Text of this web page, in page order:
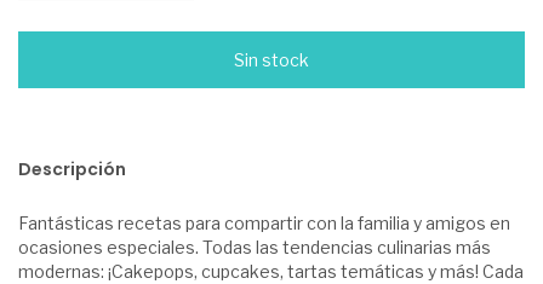
Descripción
Fantásticas recetas para compartir con la familia y amigos en
ocasiones especiales. Todas las tendencias culinarias más
modernas: ¡Cakepops, cupcakes, tartas temáticas y más! Cada